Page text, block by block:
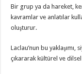
Bir grup ya da hareket,
kavramlar ve anlatılar
oluşturur.
Laclau’nun bu
çıkararak kültürel ve dilsel